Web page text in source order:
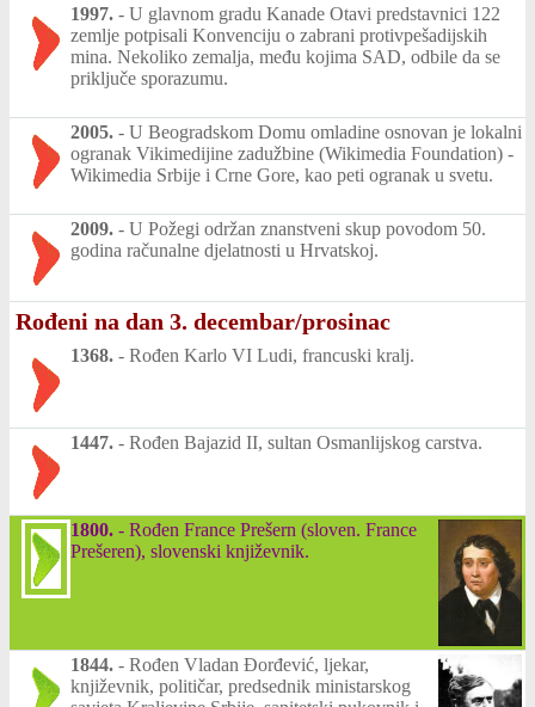
1997. - U glavnom gradu Kanade Otavi predstavnici 122
zemlje potpisali Konvenciju o zabrani protivpešadijskih
mina. Nekoliko zemalja, među kojima SAD, odbile da se
priključe sporazumu.
2005. - U Beogradskom Domu omladine osnovan je lokalni
ogranak Vikimedijine zadužbine (Wikimedia Foundation) -
Wikimedia Srbije i Crne Gore, kao peti ogranak u svetu.
2009. - U Požegi održan znanstveni skup povodom 50.
godina računalne djelatnosti u Hrvatskoj.
Rođeni na dan 3. decembar/prosinac
1368. - Rođen Karlo VI Ludi, francuski kralj.
1447. - Rođen Bajazid II, sultan Osmanlijskog carstva.
1800. - Rođen France Prešern (sloven. France
Prešeren), slovenski književnik.
1844. - Rođen Vladan Đorđević, ljekar,
književnik, političar, predsednik ministarskog